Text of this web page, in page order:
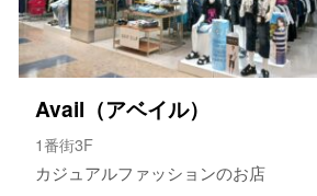
Avail（アベイル）
1番街3F
カジュアルファッションのお店